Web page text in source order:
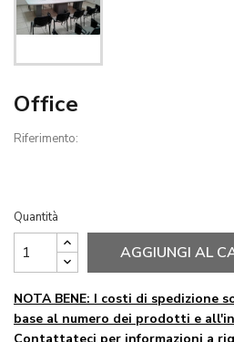
Office
Riferimento:
Quantità
AGGIUNGI AL
NOTA BENE: I costi di spedizione
base al numero dei prodotti e